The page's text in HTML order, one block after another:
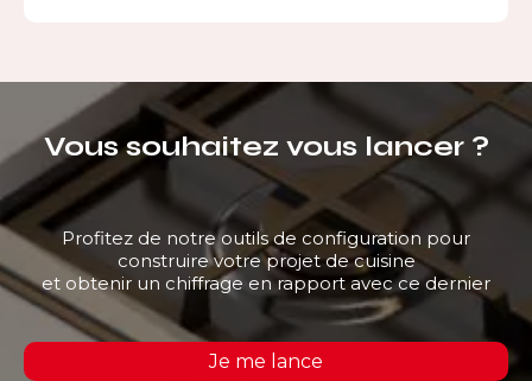
Vous souhaitez vous lancer ?
Profitez de notre outils de configuration pour
construire votre projet de cuisine
et obtenir un chiffrage en rapport avec ce dernier
Je me lance